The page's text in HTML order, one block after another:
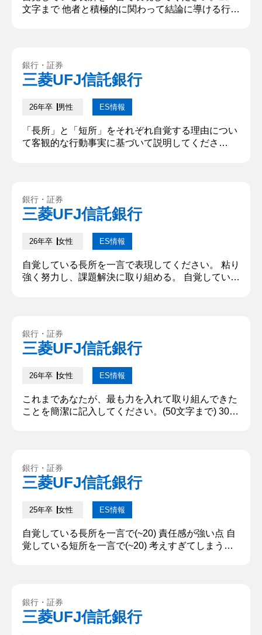
文字まで 他者と積極的に関わって結論に導ける行動
まで 音楽サークルの合宿を担当していたときには、
サークル内のみではなく、OBOG の方から情報を頂
銀行・証券
三菱UFJ信託銀行
26年卒 男性 ES情報
「長所」と「短所」をそれぞれ自覚する理由につい
て客観的な行動事実に基づいて説明してくださ
考えるあまり、判断が遅れることがある。ビジネス
コンペティションでも意見を慎重に検討しすぎて決
銀行・証券
三菱UFJ信託銀行
26年卒 女性 ES情報
自覚している長所を一言で表現してください。 粘り
強く努力し、課題解決に取り組める。 自覚している
初、生徒の成績は思うように伸びなかった。そこ
で、各生徒に最適な指導法を模索し、授業外でのコ
銀行・証券
三菱UFJ信託銀行
26年卒 女性 ES情報
これまであなたが、最も力を入れて取り組んできた
ことを簡潔に記入してください。(50文字まで) 300
ークルの引退公演に向け、〇〇の調整・決定を行い
ました。この公演の目標は〇〇を通して1つのスト
銀行・証券
三菱UFJ信託銀行
25年卒 女性 ES情報
自覚している長所を一言で(~20) 責任感が強い点 自
覚している短所を一言で(~20) 考えすぎてしまう点
いう思いで、責任を持って一気通貫でサポートし、
多くの方の人生に寄り添うことができた。短所：心
銀行・証券
三菱UFJ信託銀行